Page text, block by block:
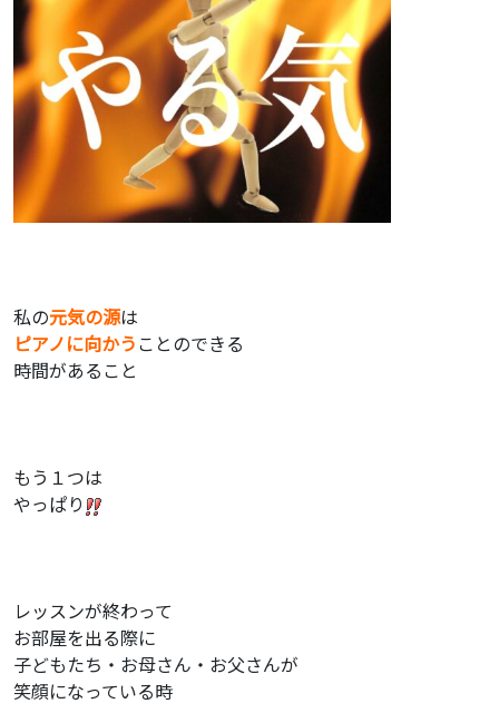
私の元気の源は
ピアノに向かう ことのできる
時間があること
もう１つは
やっぱり
レッスンが終わって
お部屋を出る際に
子どもたち・お母さん・お父さんが
笑顔になっている時